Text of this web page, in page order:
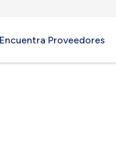
Encuentra Proveedores